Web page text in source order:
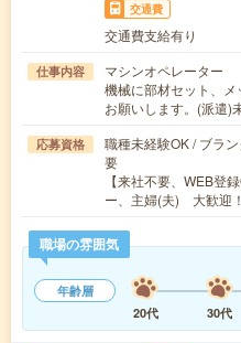
交通費
交通費支給有り
仕事内容
マシンオペレーター
機械に部材セット、
お願いします。(派遣
応募資格
職種未経験OK / ブラ
要
【来社不要、WEB登
ー、主婦(夫) 大歓迎
職場の雰囲気
年齢層
20代
30代